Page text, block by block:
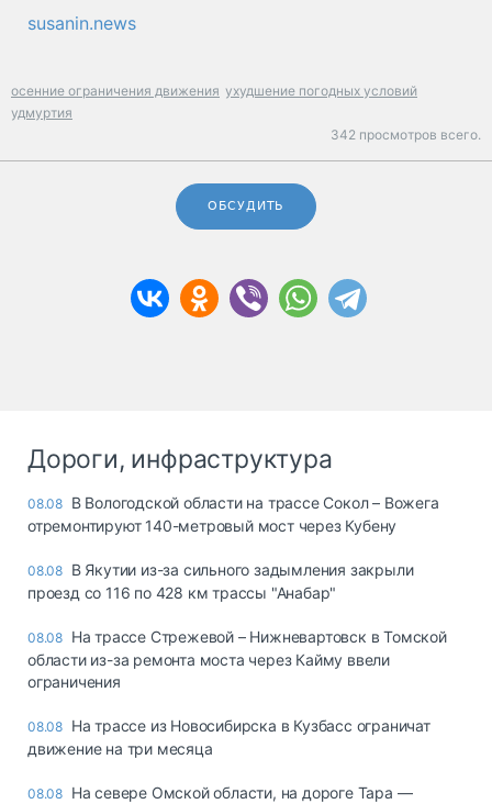
susanin.news
осенние ограничения движения ухудшение погодных условий
удмуртия
342 просмотров всего.
ОБСУДИТЬ
Дороги, инфраструктура
08.08 В Вологодской области на трассе Сокол – Вожега
отремонтируют 140-метровый мост через Кубену
08.08 В Якутии из-за сильного задымления закрыли
проезд со 116 по 428 км трассы "Анабар"
08.08 На трассе Стрежевой – Нижневартовск в Томской
области из-за ремонта моста через Кайму ввели
ограничения
08.08 На трассе из Новосибирска в Кузбасс ограничат
движение на три месяца
08.08 На севере Омской области, на дороге Тара —